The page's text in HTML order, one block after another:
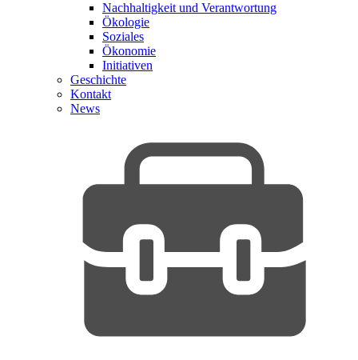
Nachhaltigkeit und Verantwortung
Ökologie
Soziales
Ökonomie
Initiativen
Geschichte
Kontakt
News